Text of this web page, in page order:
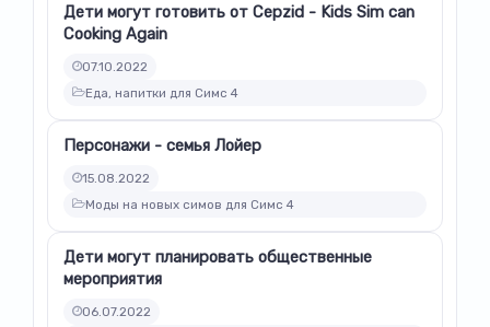
Дети могут готовить от Cepzid - Kids Sim can
Cooking Again
07.10.2022
Еда, напитки для Симс 4
Персонажи - семья Лойер
15.08.2022
Моды на новых симов для Симс 4
Дети могут планировать общественные
мероприятия
06.07.2022